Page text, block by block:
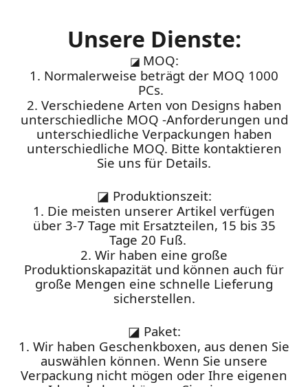
Unsere Dienste:
◪ MOQ:
1. Normalerweise beträgt der MOQ 1000
PCs.
2. Verschiedene Arten von Designs haben
unterschiedliche MOQ -Anforderungen und
unterschiedliche Verpackungen haben
unterschiedliche MOQ. Bitte kontaktieren
Sie uns für Details.
◪ Produktionszeit:
1. Die meisten unserer Artikel verfügen
über 3-7 Tage mit Ersatzteilen, 15 bis 35
Tage 20 Fuß.
2. Wir haben eine große
Produktionskapazität und können auch für
große Mengen eine schnelle Lieferung
sicherstellen.
◪ Paket:
1. Wir haben Geschenkboxen, aus denen Sie
auswählen können. Wenn Sie unsere
Verpackung nicht mögen oder Ihre eigenen